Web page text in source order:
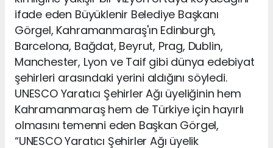
ifade eden Büyüklenir Belediye Başkanı
Görgel, Kahramanmaraş'ın Edinburgh,
Barcelona, Bağdat, Beyrut, Prag, Dublin,
Manchester, Lyon ve Taif gibi dünya edebiyat
şehirleri arasındaki yerini aldığını söyledi.
UNESCO Yaratıcı Şehirler Ağı üyeliğinin hem
Kahramanmaraş hem de Türkiye için hayırlı
olmasını temenni eden Başkan Görgel,
“UNESCO Yaratıcı Şehirler Ağı üyelik